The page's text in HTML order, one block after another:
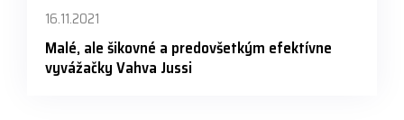
16.11.2021
Malé, ale šikovné a predovšetkým efektívne
vyvážačky Vahva Jussi